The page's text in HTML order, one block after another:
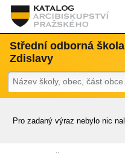
Střední odborná
Zdislavy
Pro zadaný výraz nebylo nic